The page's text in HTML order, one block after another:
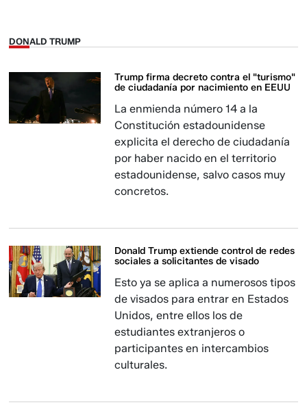
DONALD TRUMP
Trump firma decreto contra el "turismo"
de ciudadanía por nacimiento en EEUU
La enmienda número 14 a la
Constitución estadounidense
explicita el derecho de ciudadanía
por haber nacido en el territorio
estadounidense, salvo casos muy
concretos.
Donald Trump extiende control de redes
sociales a solicitantes de visado
Esto ya se aplica a numerosos tipos
de visados para entrar en Estados
Unidos, entre ellos los de
estudiantes extranjeros o
participantes en intercambios
culturales.